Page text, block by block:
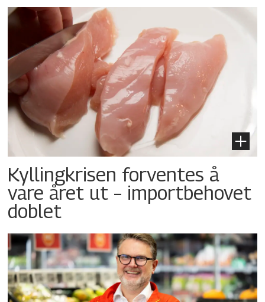
Kyllingkrisen forventes å
vare året ut – importbehovet
doblet